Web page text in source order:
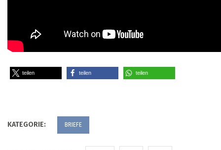
teilen teilen teilen
KATEGORIE: BRIEFE